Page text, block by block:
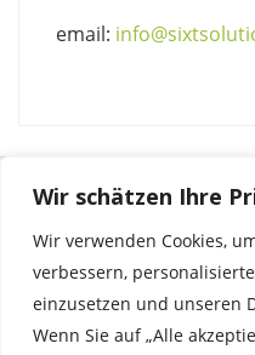
Wir schätzen Ihre
Wir verwenden Cookies,
verbessern,
einzusetzen und unseren
Wenn Sie auf „Alle
email:
© 2023 by sixtsolutions |